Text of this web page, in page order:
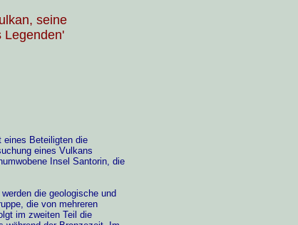
seine
Legenden'
eines Beteiligten die
eines Vulkans
Insel Santorin, die
die geologische und
die von mehreren
im zweiten Teil die